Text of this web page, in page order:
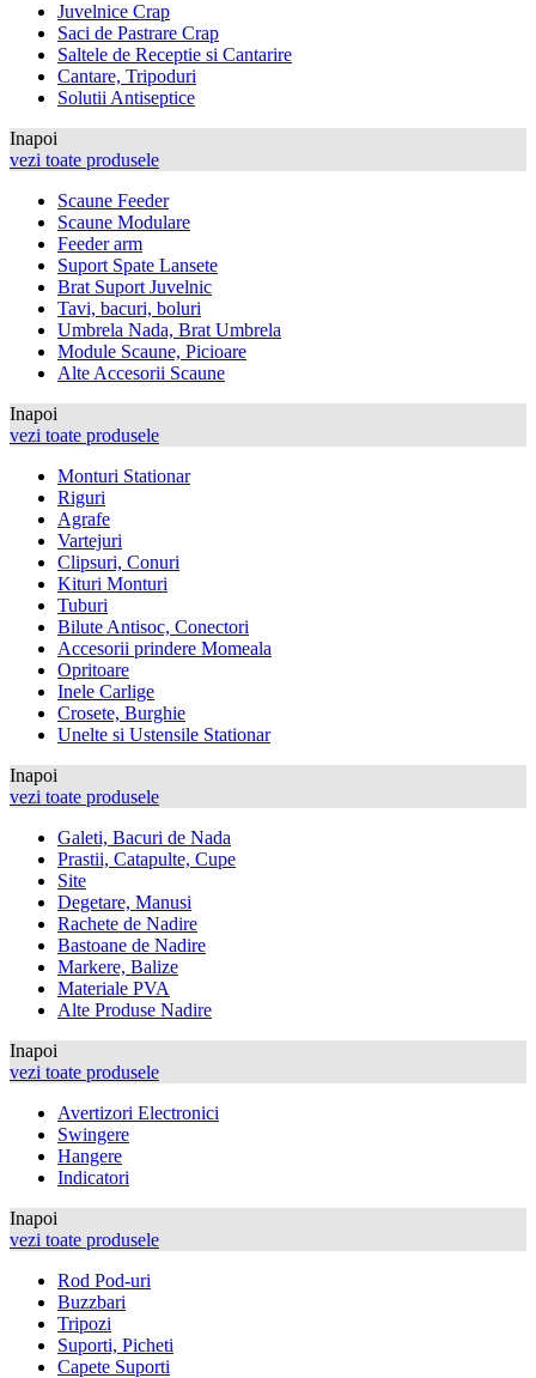
Juvelnice Crap
Saci de Pastrare Crap
Saltele de Receptie si Cantarire
Cantare, Tripoduri
Solutii Antiseptice
Inapoi
vezi toate produsele
Scaune Feeder
Scaune Modulare
Feeder arm
Suport Spate Lansete
Brat Suport Juvelnic
Tavi, bacuri, boluri
Umbrela Nada, Brat Umbrela
Module Scaune, Picioare
Alte Accesorii Scaune
Inapoi
vezi toate produsele
Monturi Stationar
Riguri
Agrafe
Vartejuri
Clipsuri, Conuri
Kituri Monturi
Tuburi
Bilute Antisoc, Conectori
Accesorii prindere Momeala
Opritoare
Inele Carlige
Crosete, Burghie
Unelte si Ustensile Stationar
Inapoi
vezi toate produsele
Galeti, Bacuri de Nada
Prastii, Catapulte, Cupe
Site
Degetare, Manusi
Rachete de Nadire
Bastoane de Nadire
Markere, Balize
Materiale PVA
Alte Produse Nadire
Inapoi
vezi toate produsele
Avertizori Electronici
Swingere
Hangere
Indicatori
Inapoi
vezi toate produsele
Rod Pod-uri
Buzzbari
Tripozi
Suporti, Picheti
Capete Suporti